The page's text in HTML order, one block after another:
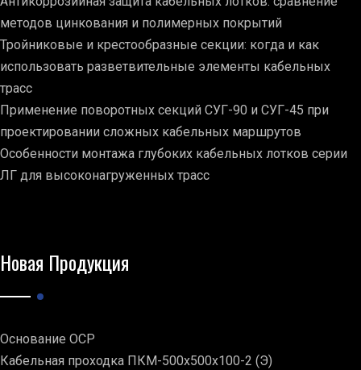
методов цинкования и полимерных покрытий
Тройниковые и крестообразные секции: когда и как
использовать разветвительные элементы кабельных
трасс
Применение поворотных секций СУГ-90 и СУГ-45 при
проектировании сложных кабельных маршрутов
Особенности монтажа глубоких кабельных лотков серии
ЛГ для высоконагруженных трасс
Новая Продукция
Основание ОСР
Кабельная проходка ПКМ-500х500х100-2 (Э)